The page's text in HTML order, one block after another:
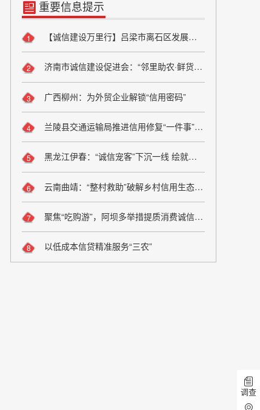
重要信息提示
【诚信建设万里行】吕梁市离石区发展和改革局严守粮食安全底线 弘扬粮食行业诚信风尚
1
济南市诚信建设促进会：“邻里助农·鲜货进社区”座谈会成功举办 搭建“田间到餐桌”直供桥梁
2
广西柳州：为外贸企业解锁“信用密码”
3
兰陵县交通运输局推进信用修复“一件事”改革
4
黑龙江伊春：“诚信宠客”下沉一线 绘就旅游服务新图景
5
云南曲靖：“整村救助”破解乡村信用生态修复难题
6
聚焦“吃购游”，阿坝多举措提质消费诚信维权
7
以低成本信贷精准服务“三农”
8
调查